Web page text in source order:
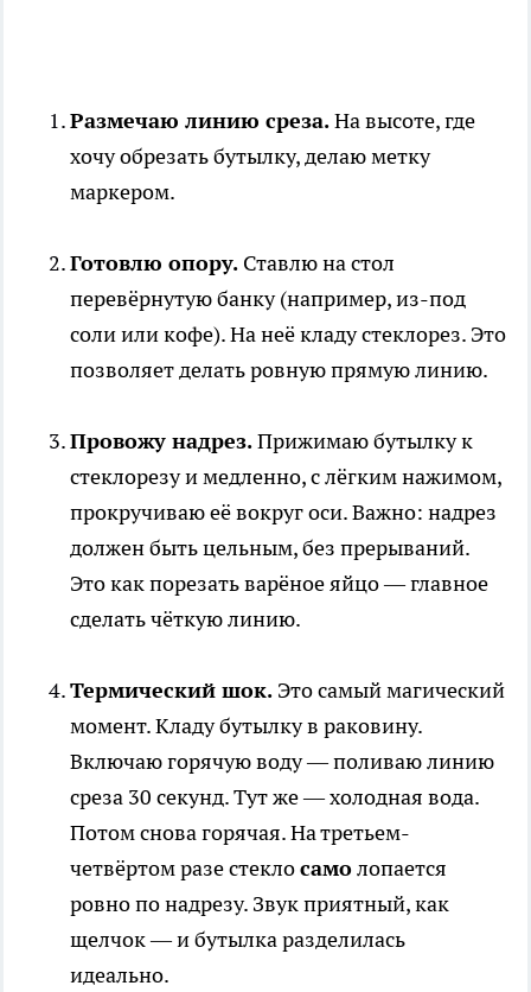
Размечаю линию среза.На высоте, где
хочу обрезать бутылку, делаю метку
маркером.
Готовлю опору. Ставлю на стол
перевёрнутую банку (например, из-под
соли или кофе). На неё кладу стеклорез. Это
позволяет делать ровную прямую линию.
Провожу надрез.Прижимаю бутылку к
стеклорезу и медленно, с лёгким нажимом,
прокручиваю её вокруг оси. Важно: надрез
должен быть цельным, без прерываний.
Это как порезать варёное яйцо — главное
сделать чёткую линию.
Термический шок. Это самый магический
момент. Кладу бутылку в раковину.
Включаю горячую воду — поливаю линию
среза 30 секунд. Тут же — холодная вода.
Потом снова горячая. На третьем-
четвёртом разе стеклосамолопается
ровно по надрезу. Звук приятный, как
щелчок — и бутылка разделилась
идеально.